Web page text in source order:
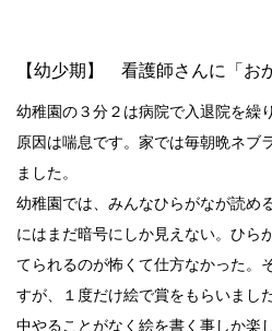
【幼少期】 看護師さんに「お
幼稚園の３分２は病院で入退院を繰
原因は喘息です。家では毎朝晩ネブ
ました。
幼稚園では、みんなひらがなが読め
にはまだ暗号にしか見えない。ひら
てられるのが怖くて仕方なかった。
すが、１度だけ絵で賞をもらいまし
中やることがなく絵を書く事しか楽